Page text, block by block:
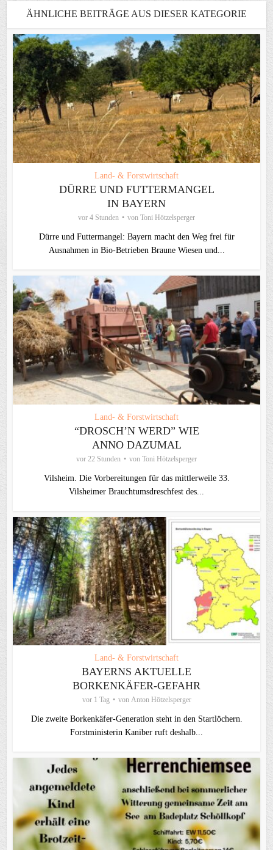
ÄHNLICHE BEITRÄGE AUS DIESER KATEGORIE
Land- & Forstwirtschaft
DÜRRE UND FUTTERMANGEL
IN BAYERN
vor 4 Stunden von Toni Hötzelsperger
Dürre und Futtermangel: Bayern macht den Weg frei für
Ausnahmen in Bio-Betrieben Braune Wiesen und...
Land- & Forstwirtschaft
“DROSCH’N WERD” WIE
ANNO DAZUMAL
vor 22 Stunden von Toni Hötzelsperger
Vilsheim. Die Vorbereitungen für das mittlerweile 33.
Vilsheimer Brauchtumsdreschfest des...
Land- & Forstwirtschaft
BAYERNS AKTUELLE
BORKENKÄFER-GEFAHR
vor 1 Tag von Anton Hötzelsperger
Die zweite Borkenkäfer-Generation steht in den Startlöchern.
Forstministerin Kaniber ruft deshalb...